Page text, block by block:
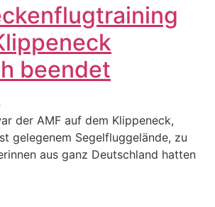
beendet
der AMF auf dem Klippeneck,
gelegenem Segelfluggelände, zu
aus ganz Deutschland hatten